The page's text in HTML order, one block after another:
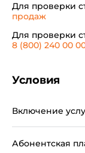
Для проверки
продаж
Для проверки
8 (800) 240 00
Условия
Включение
Абонентская